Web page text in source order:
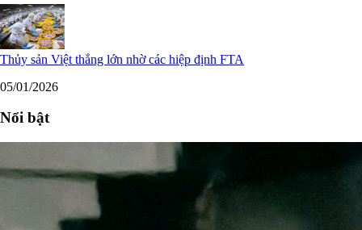
Thủy sản Việt thắng lớn nhờ các hiệp định FTA
05/01/2026
Nổi bật